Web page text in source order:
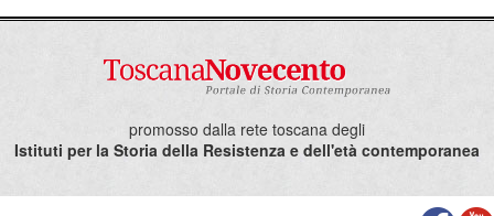
Livorno,Esperienze di un aspirante esule.
promosso dalla rete toscana degli
Istituti per la Storia della Resistenza e dell'età contemporanea